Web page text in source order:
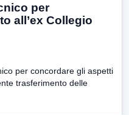
per
all’ex Collegio
per concordare gli aspetti
trasferimento delle